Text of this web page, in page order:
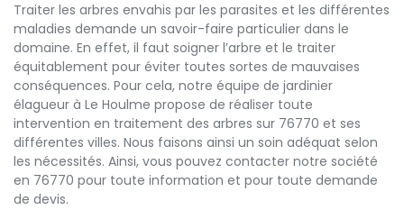
Traiter les arbres envahis par les parasites et les différentes
maladies demande un savoir-faire particulier dans le
domaine. En effet, il faut soigner l’arbre et le traiter
équitablement pour éviter toutes sortes de mauvaises
conséquences. Pour cela, notre équipe de jardinier
élagueur à Le Houlme propose de réaliser toute
intervention en traitement des arbres sur 76770 et ses
différentes villes. Nous faisons ainsi un soin adéquat selon
les nécessités. Ainsi, vous pouvez contacter notre société
en 76770 pour toute information et pour toute demande
de devis.